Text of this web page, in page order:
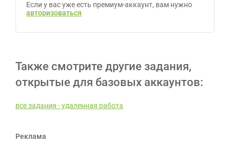
Если у вас уже есть премиум-аккаунт, вам нужно
авторизоваться
Также смотрите другие задания,
открытые для базовых аккаунтов:
все задания - удаленная работа
Реклама